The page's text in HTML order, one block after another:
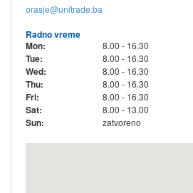
orasje@unitrade.ba
Radno vreme
Mon:
8.00 - 16.30
Tue: 8.00 - 16.30
Wed: 8.00 - 16.30
Thu: 8.00 - 16.30
Fri: 8.00 - 16.30
Sat: 8.00 - 13.00
Sun: zatvoreno